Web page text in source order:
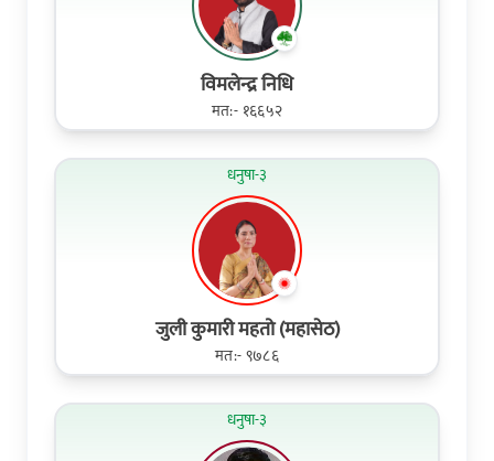
विमलेन्द्र निधि
मत:- १६६५२
धनुषा-३
जुली कुमारी महतो (महासेठ)
मत:- ९७८६
धनुषा-३